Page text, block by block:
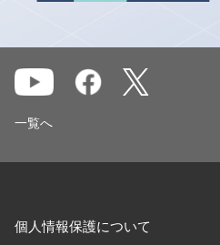
一覧へ
個人情報保護について